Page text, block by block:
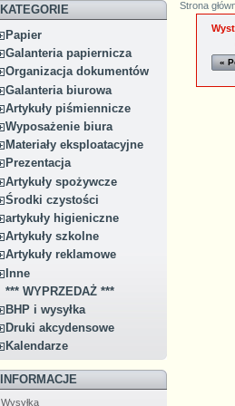
KATEGORIE
Papier
Galanteria papiernicza
Organizacja dokumentów
Galanteria biurowa
Artykuły piśmiennicze
Wyposażenie biura
Materiały eksploatacyjne
Prezentacja
Artykuły spożywcze
Środki czystości
artykuły higieniczne
Artykuły szkolne
Artykuły reklamowe
Inne
*** WYPRZEDAŻ ***
BHP i wysyłka
Druki akcydensowe
Kalendarze
INFORMACJE
Wysyłka
Strona
«